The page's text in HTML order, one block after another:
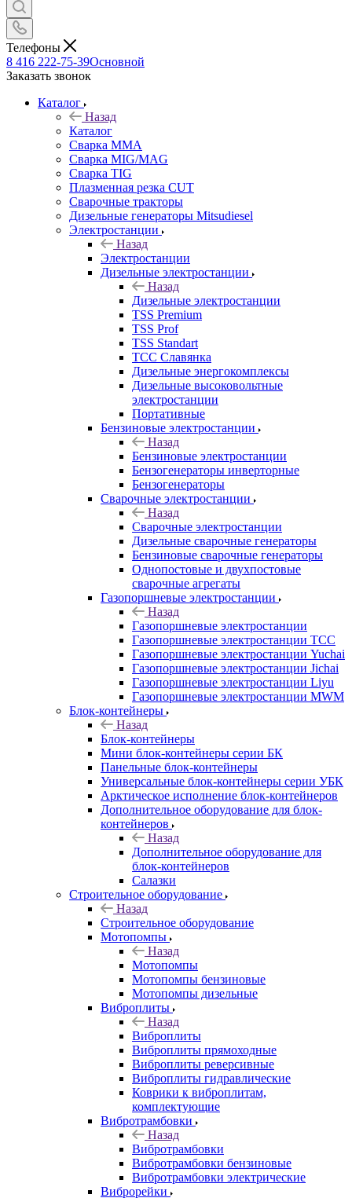
Телефоны
8 416 222-75-39Основной
Заказать звонок
Каталог
Назад
Каталог
Сварка MMA
Сварка MIG/MAG
Сварка TIG
Плазменная резка CUT
Сварочные тракторы
Дизельные генераторы Mitsudiesel
Электростанции
Назад
Электростанции
Дизельные электростанции
Назад
Дизельные электростанции
TSS Premium
TSS Prof
TSS Standart
ТСС Славянка
Дизельные энергокомплексы
Дизельные высоковольтные
электростанции
Портативные
Бензиновые электростанции
Назад
Бензиновые электростанции
Бензогенераторы инверторные
Бензогенераторы
Сварочные электростанции
Назад
Сварочные электростанции
Дизельные сварочные генераторы
Бензиновые сварочные генераторы
Однопостовые и двухпостовые
сварочные агрегаты
Газопоршневые электростанции
Назад
Газопоршневые электростанции
Газопоршневые электростанции ТСС
Газопоршневые электростанции Yuchai
Газопоршневые электростанции Jichai
Газопоршневые электростанции Liyu
Газопоршневые электростанции MWM
Блок-контейнеры
Назад
Блок-контейнеры
Мини блок-контейнеры серии БК
Панельные блок-контейнеры
Универсальные блок-контейнеры серии УБК
Арктическое исполнение блок-контейнеров
Дополнительное оборудование для блок-
контейнеров
Назад
Дополнительное оборудование для
блок-контейнеров
Салазки
Строительное оборудование
Назад
Строительное оборудование
Мотопомпы
Назад
Мотопомпы
Мотопомпы бензиновые
Мотопомпы дизельные
Виброплиты
Назад
Виброплиты
Виброплиты прямоходные
Виброплиты реверсивные
Виброплиты гидравлические
Коврики к виброплитам,
комплектующие
Вибротрамбовки
Назад
Вибротрамбовки
Вибротрамбовки бензиновые
Вибротрамбовки электрические
Виброрейки